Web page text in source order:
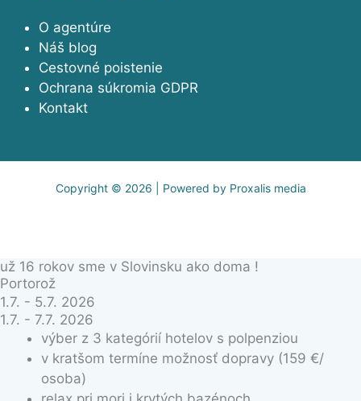
O agentúre
Náš blog
Cestovné poistenie
Ochrana súkromia GDPR
Kontakt
Copyright © 2026 | Powered by Proxalis media
už 16 rokov sme v Slovinsku ako doma !
Portorož
1.7. - 5.7. 2026
1.7. - 7.7. 2026
výber z 3 kategórií hotelov s polpenziou
v kratšom termíne možnosť dopravy (159 €/
osoba)